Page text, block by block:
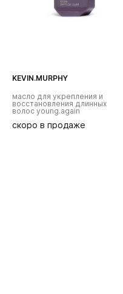
KEVIN.MURPHY
масло для укрепления и
восстановления длинных
волос young.again
скоро в продаже